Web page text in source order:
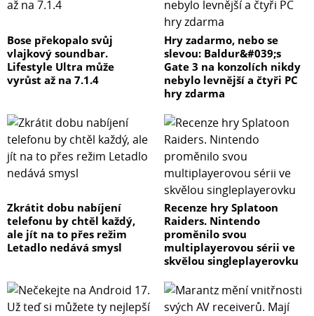
Bose překopalo svůj
vlajkový soundbar.
Lifestyle Ultra může
vyrůst až na 7.1.4
Hry zadarmo, nebo se
slevou: Baldur&#039;s
Gate 3 na konzolích nikdy
nebylo levnější a čtyři PC
hry zdarma
Zkrátit dobu nabíjení
telefonu by chtěl každý,
ale jít na to přes režim
Letadlo nedává smysl
Recenze hry Splatoon
Raiders. Nintendo
proměnilo svou
multiplayerovou sérii ve
skvělou singleplayerovku